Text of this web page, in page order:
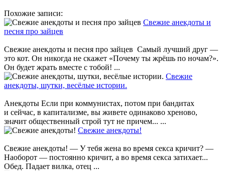
Похожие записи:
Свежие анекдоты и
песня про зайцев
Свежие анекдоты и песня про зайцев Самый лучший друг —
это кот. Он никогда не скажет «Почему ты жрёшь по ночам?».
Он будет жрать вместе с тобой! ...
Свежие
анекдоты, шутки, весёлые истории.
Анекдоты Если при коммунистах, потом при бандитах
и сейчас, в капитализме, вы живете одинаково хреново,
значит общественный строй тут не причем... ...
Свежие анекдоты!
Свежие анекдоты! — У тебя жена во время секса кричит? —
Наоборот — постоянно кричит, а во время секса затихает...
Обед. Падает вилка, отец ...